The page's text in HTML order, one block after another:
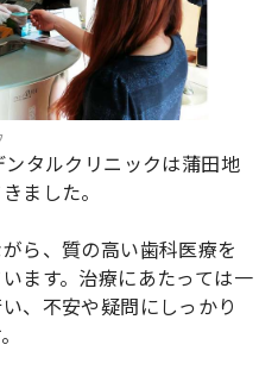
タルクリニックは蒲田地
ました。
ら、質の高い歯科医療を
ます。治療にあたっては一
、不安や疑問にしっかり